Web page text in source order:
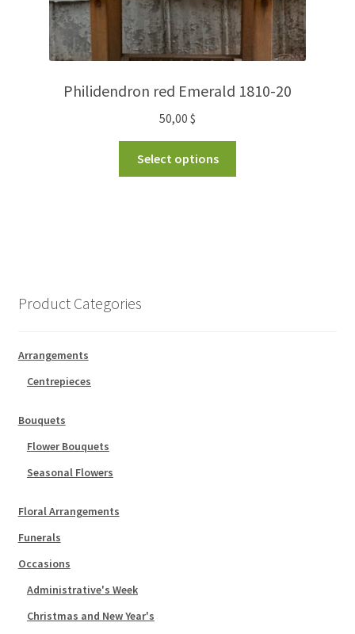
Philidendron red Emerald 1810-20
50,00 $
Select options
Product Categories
Arrangements
Centrepieces
Bouquets
Flower Bouquets
Seasonal Flowers
Floral Arrangements
Funerals
Occasions
Administrative's Week
Christmas and New Year's